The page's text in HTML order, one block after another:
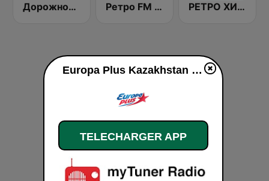
Дорожное Радио (Dorojnoe Radio) Ретро FM (Retro FM) РЕТРО ХИТ - Retro Hit
Europa Plus Kazakhstan 107.0 FM en ligne
TELECHARGER APP